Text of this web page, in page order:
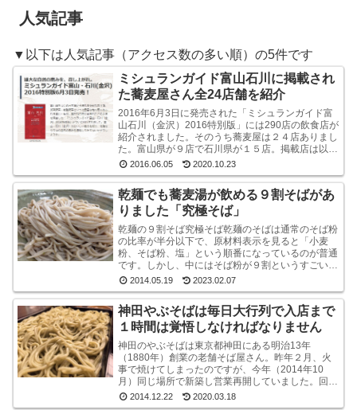
人気記事
▼以下は人気記事（アクセス数の多い順）の5件です
ミシュランガイド富山石川に掲載され
た蕎麦屋さん全24店舗を紹介
2016年6月3日に発売された「ミシュランガイド富
山石川（金沢）2016特別版」には290店の飲食店が
紹介されました。そのうち蕎麦屋は２４店ありまし
た。富山県が９店で石川県が１５店。掲載店は以下
のとおりです。ミシュラン・ガイド富山石川（金
沢...
2016.06.05 2020.10.23
乾麺でも蕎麦湯が飲める９割そばがあ
りました「究極そば」
乾麺の９割そば究極そば乾麺のそばは通常のそば粉
の比率が半分以下で、原材料表示を見ると「小麦
粉、そば粉、塩」という順番になっているのが普通
です。しかし、中にはそば粉が９割というすごい乾
麺のそばもあるんですね。味も香りもなかなかよい
です山本食品...
2014.05.19 2023.02.07
神田やぶそばは毎日大行列で入店まで
１時間は覚悟しなければなりません
神田のやぶそばは東京都神田にある明治13年
（1880年）創業の老舗そば屋さん。昨年２月、火
事で焼けてしまったのですが、今年（2014年10
月）同じ場所で新築し営業再開していました。回り
は高層ビルばかりという都内一等地に、ビルではな
く平屋のよ...
2014.12.22 2020.03.18